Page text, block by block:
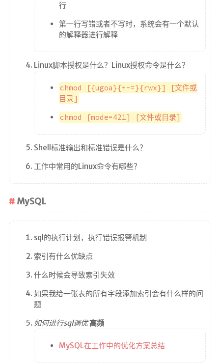
行
第一行写错或者不写时，系统会有一个默认
的解释器进行解释
Linux脚本授权是什么？Linux授权命令是什么？
chmod [{ugoa}{+-=}{rwx}] [文件或
目录]
chmod [mode=421] [文件或目录]
Shell标准输出和标准错误是什么？
工作中常用的Linux命令有哪些？
MySQL
sql的执行计划，执行错误报警机制
索引有什么优缺点
什么时候会导致索引失效
如果我给一张表的所有字段添加索引会有什么样的问
题
如何进行sql调优 高频
MySQL在工作中的优化方案总结